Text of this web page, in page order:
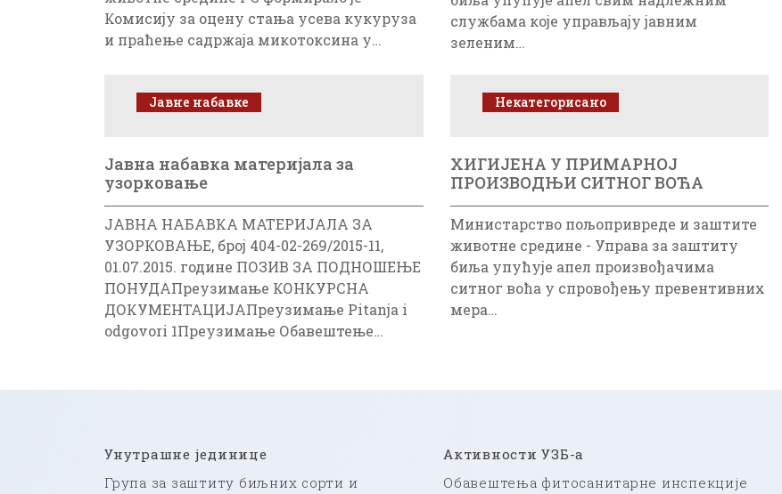
Комисију за оцену стања усева кукуруза
и праћење садржаја микотоксина у…
службама које управљају јавним
зеленим…
Јавне набавке
Jавна набавка материјала за
узорковање
ЈАВНА НАБАВКА МАТЕРИЈАЛА ЗА
УЗОРКОВАЊЕ, број 404-02-269/2015-11,
01.07.2015. године ПОЗИВ ЗА ПОДНОШЕЊЕ
ПОНУДАПреузимање КОНКУРСНА
ДОКУМЕНТАЦИЈАПреузимање Pitanja i
odgovori 1Преузимање Обавештење…
Некатегорисано
ХИГИЈЕНА У ПРИМАРНОЈ
ПРОИЗВОДЊИ СИТНОГ ВОЋА
Министарство пољопривреде и заштите
животне средине - Управа за заштиту
биља упућује апел произвођачима
ситног воћа у спровођењу превентивних
мера…
Унутрашне јединице
Група за заштиту биљних сорти и
Активности УЗБ-а
Обавештења фитосанитарне инспекције